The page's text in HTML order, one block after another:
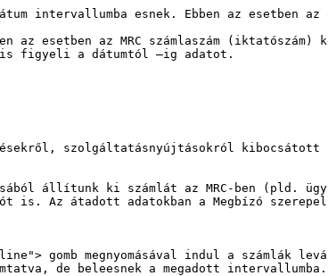
intervallumba esnek. Ebben az esetben
az esetben az MRC számlaszám
is figyeli a dátumtól –ig adatot.
szolgáltatásnyújtásokról kibocsátott
állítunk ki számlát az MRC-ben (pld.
is. Az átadott adatokban a Megbízó
gomb megnyomásával indul a
de beleesnek a megadott